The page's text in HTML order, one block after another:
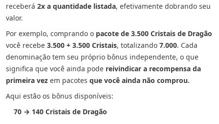
receberá 2x a quantidade listada, efetivamente dobrando seu
valor.
Por exemplo, comprando o pacote de 3.500 Cristais de Dragão
você recebe 3.500 + 3.500 Cristais, totalizando 7.000. Cada
denominação tem seu próprio bônus independente, o que
significa que você ainda pode reivindicar a recompensa da
primeira vez em pacotes que você ainda não comprou.
Aqui estão os bônus disponíveis:
70 → 140 Cristais de Dragão